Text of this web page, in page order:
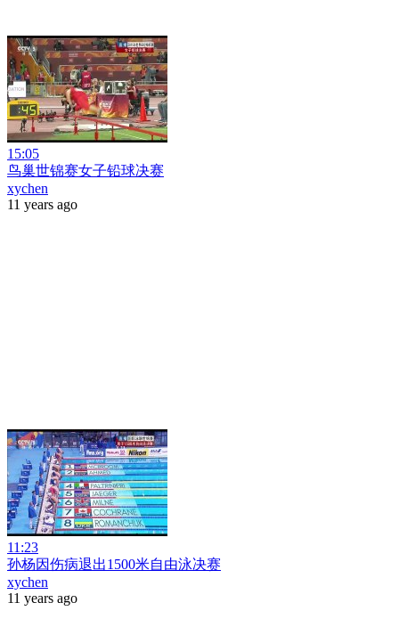
15:05
鸟巢世锦赛女子铅球决赛
xychen
11 years ago
11:23
孙杨因伤病退出1500米自由泳决赛
xychen
11 years ago